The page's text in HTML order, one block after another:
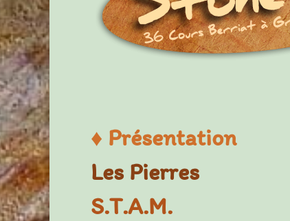
♦ Présentation
Les Pierres
S.T.A.M.